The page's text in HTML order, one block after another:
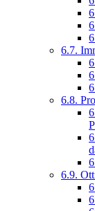
6.7.
6.8.
6.9.